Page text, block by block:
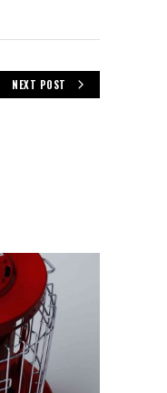
NEXT POST